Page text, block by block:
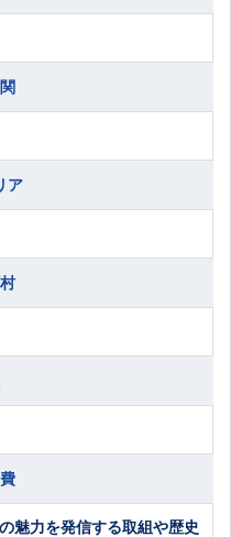
ア
魅力を発信する取組や歴史